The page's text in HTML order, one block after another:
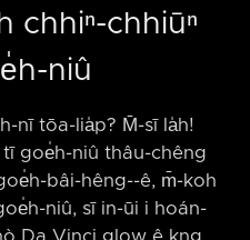
chhiⁿ-chhiūⁿ
niû
nī tōa-lia̍p? M̄-sī la̍h!
tī goe̍h-niû thâu-chêng
bâi-hêng-⁠-ê, m̄-koh
niû, sī in-ūi i hoán-